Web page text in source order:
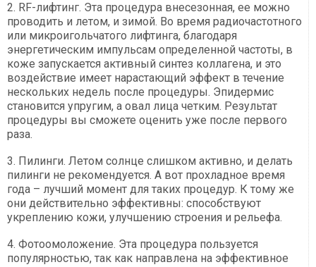
2. RF-лифтинг. Эта процедура внесезонная, ее можно
проводить и летом, и зимой. Во время радиочастотного
или микроигольчатого лифтинга, благодаря
энергетическим импульсам определенной частоты, в
коже запускается активный синтез коллагена, и это
воздействие имеет нарастающий эффект в течение
нескольких недель после процедуры. Эпидермис
становится упругим, а овал лица четким. Результат
процедуры вы сможете оценить уже после первого
раза.
3. Пилинги. Летом солнце слишком активно, и делать
пилинги не рекомендуется. А вот прохладное время
года – лучший момент для таких процедур. К тому же
они действительно эффективны: способствуют
укреплению кожи, улучшению строения и рельефа.
4. Фотоомоложение. Эта процедура пользуется
популярностью, так как направлена на эффективное